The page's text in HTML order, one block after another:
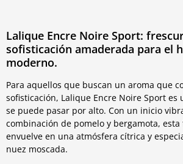
Lalique Encre Noire Sport:
sofisticación amaderada para el
moderno.
Para aquellos que buscan un aroma que
sofisticación, Lalique Encre Noire Sport es
se puede pasar por alto. Con un inicio
combinación de pomelo y bergamota,
envuelve en una atmósfera cítrica y
nuez moscada.